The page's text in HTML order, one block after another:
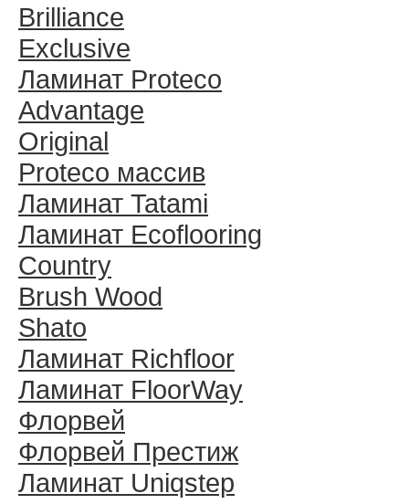
Brilliance
Exclusive
Ламинат Proteco
Advantage
Original
Proteco массив
Ламинат Tatami
Ламинат Ecoflooring
Country
Brush Wood
Shato
Ламинат Richfloor
Ламинат FloorWay
Флорвей
Флорвей Престиж
Ламинат Uniqstep